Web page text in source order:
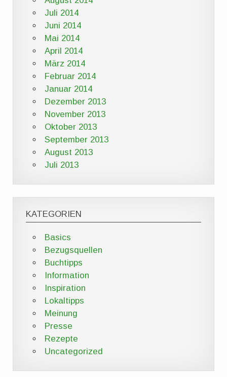
Juli 2014
Juni 2014
Mai 2014
April 2014
März 2014
Februar 2014
Januar 2014
Dezember 2013
November 2013
Oktober 2013
September 2013
August 2013
Juli 2013
KATEGORIEN
Basics
Bezugsquellen
Buchtipps
Information
Inspiration
Lokaltipps
Meinung
Presse
Rezepte
Uncategorized